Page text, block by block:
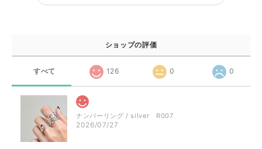
ショップの評価
すべて 126 0 0
ナンバーリング / silver R007
2026/07/27